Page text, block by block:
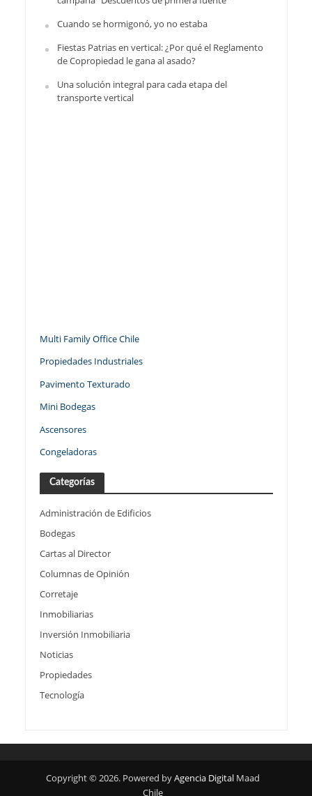
Cuando se hormigonó, yo no estaba
Fiestas Patrias en vertical: ¿Por qué el Reglamento
de Copropiedad le gana al asado?
Una solución integral para cada etapa del
transporte vertical
Multi Family Office Chile
Propiedades Industriales
Pavimento Texturado
Mini Bodegas
Ascensores
Congeladoras
Categorías
Administración de Edificios
Bodegas
Cartas al Director
Columnas de Opinión
Corretaje
Inmobiliarias
Inversión Inmobiliaria
Noticias
Propiedades
Tecnología
Copyright © 2026. Powered byAgencia DigitalMaad
Chile